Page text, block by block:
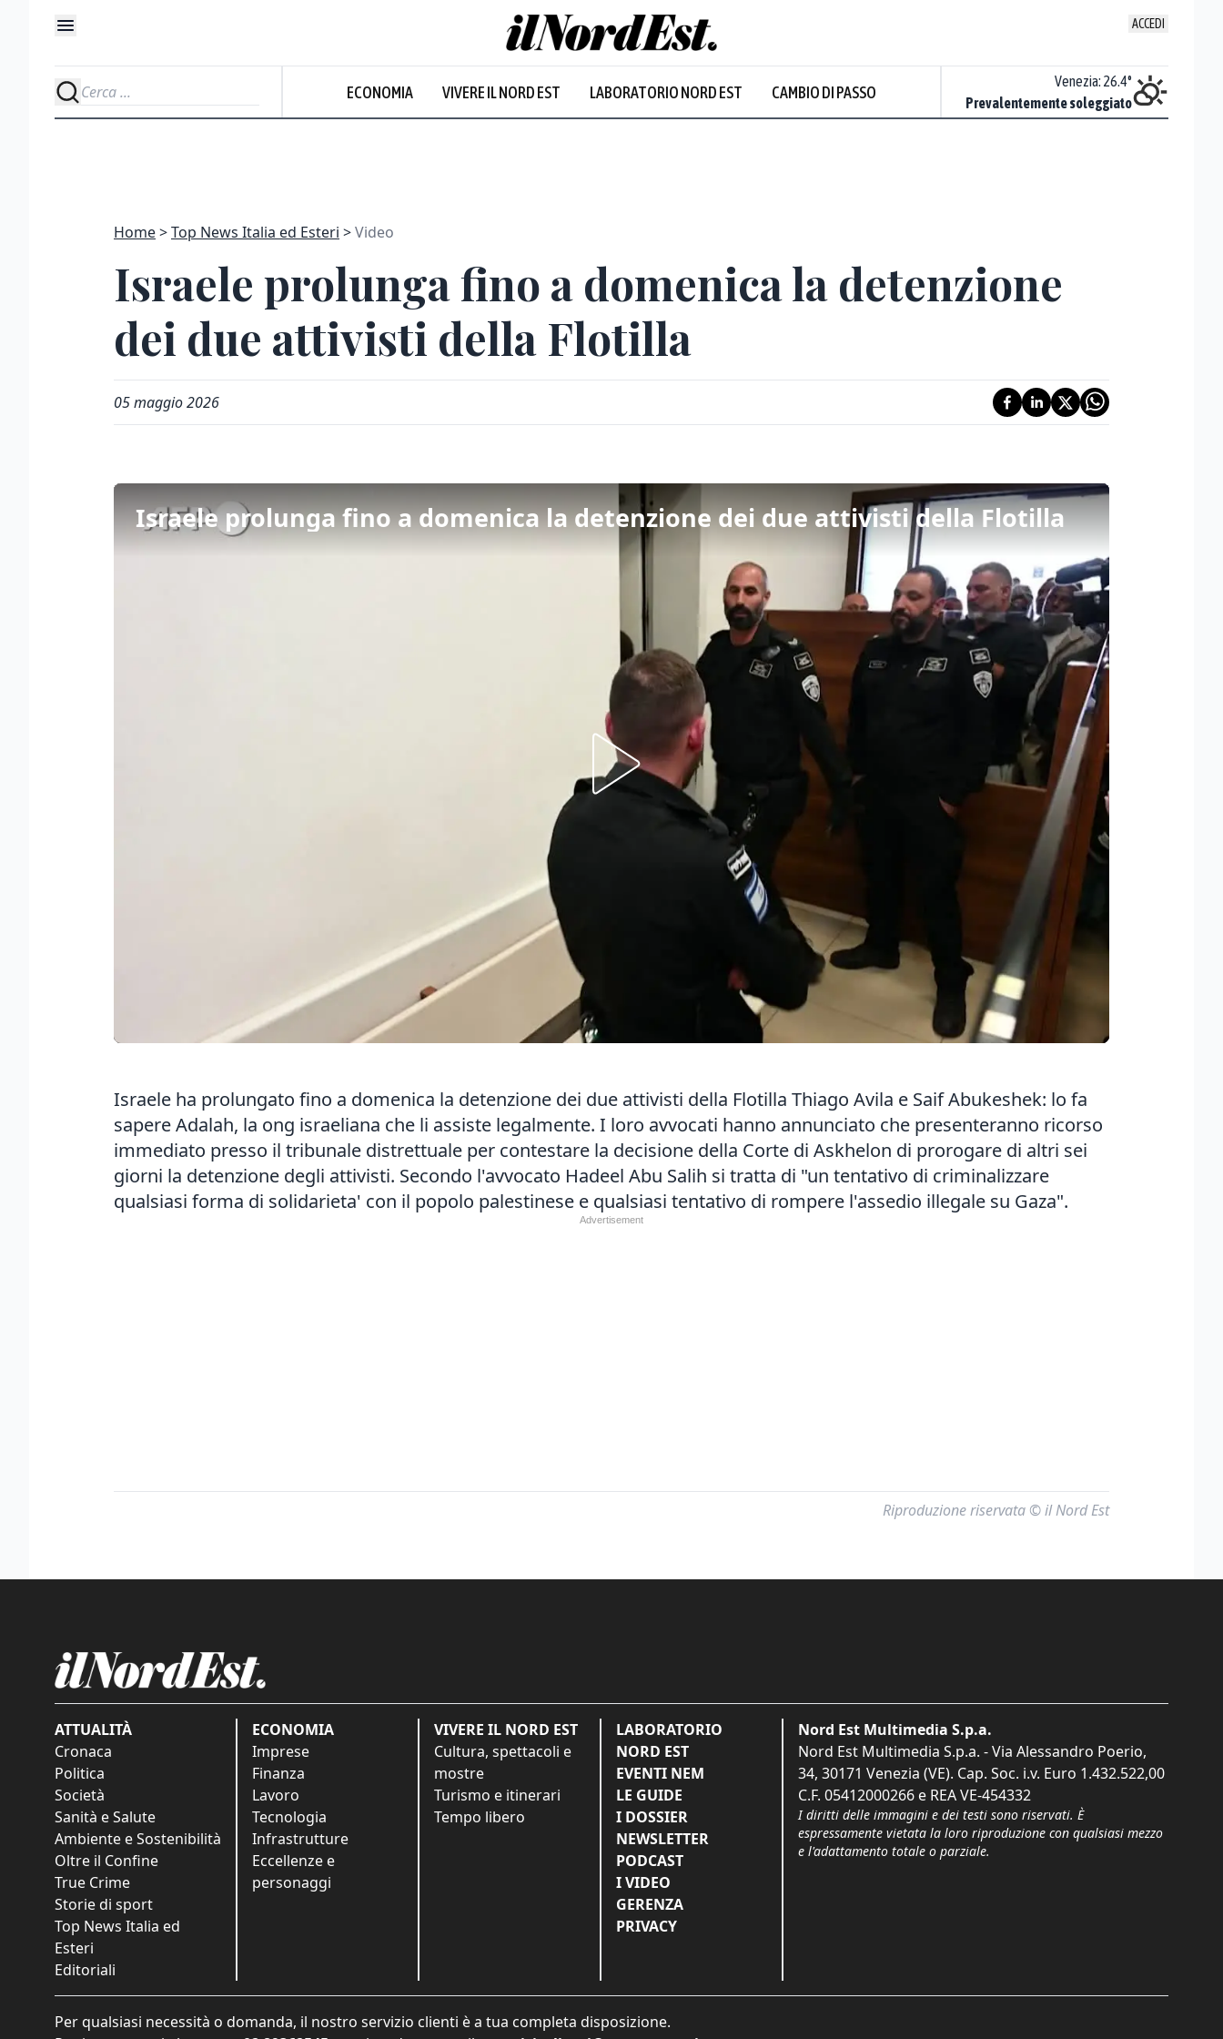
ACCEDI
ECONOMIA VIVERE IL NORD EST LABORATORIO NORD EST CAMBIO DI PASSO
Prevalentemente soleggiato
Venezia: 26.4°
Prevalentemente soleggiato
Home Top News Italia ed Esteri Video
Israele prolunga fino a domenica la detenzione
dei due attivisti della Flotilla
05 maggio 2026
Israele prolunga fino a domenica la detenzione dei due attivisti della Flotilla
Israele ha prolungato fino a domenica la detenzione dei due attivisti della Flotilla Thiago Avila e Saif Abukeshek: lo fa
sapere Adalah, la ong israeliana che li assiste legalmente. I loro avvocati hanno annunciato che presenteranno ricorso
immediato presso il tribunale distrettuale per contestare la decisione della Corte di Askhelon di prorogare di altri sei
giorni la detenzione degli attivisti. Secondo l'avvocato Hadeel Abu Salih si tratta di "un tentativo di criminalizzare
qualsiasi forma di solidarieta' con il popolo palestinese e qualsiasi tentativo di rompere l'assedio illegale su Gaza".
Riproduzione riservata © il Nord Est
ATTUALITÀ
Cronaca
Politica
Società
Sanità e Salute
Ambiente e Sostenibilità
Oltre il Confine
True Crime
Storie di sport
Top News Italia ed
Esteri
Editoriali
ECONOMIA
Imprese
Finanza
Lavoro
Tecnologia
Infrastrutture
Eccellenze e
personaggi
VIVERE IL NORD EST
Cultura, spettacoli e
mostre
Turismo e itinerari
Tempo libero
LABORATORIO
NORD EST
EVENTI NEM
LE GUIDE
I DOSSIER
NEWSLETTER
PODCAST
I VIDEO
GERENZA
PRIVACY
Nord Est Multimedia S.p.a.
Nord Est Multimedia S.p.a. - Via Alessandro Poerio,
34, 30171 Venezia (VE). Cap. Soc. i.v. Euro 1.432.522,00
C.F. 05412000266 e REA VE-454332
I diritti delle immagini e dei testi sono riservati. È
espressamente vietata la loro riproduzione con qualsiasi mezzo
e l'adattamento totale o parziale.
Per qualsiasi necessità o domanda, il nostro servizio clienti è a tua completa disposizione.